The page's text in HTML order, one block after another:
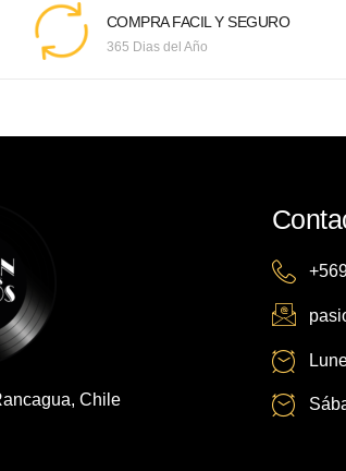
COMPRA FACIL Y SEGURO
365 Dias del Año
Chile